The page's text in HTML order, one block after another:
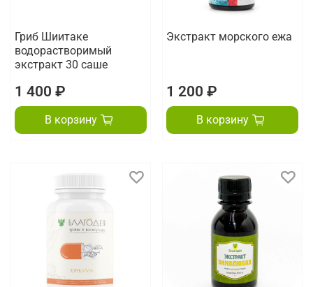
Гриб Шиитаке
водорастворимый
экстракт 30 саше
1 400 ₽
В корзину
Экстракт морского ежа
1 200 ₽
В корзину